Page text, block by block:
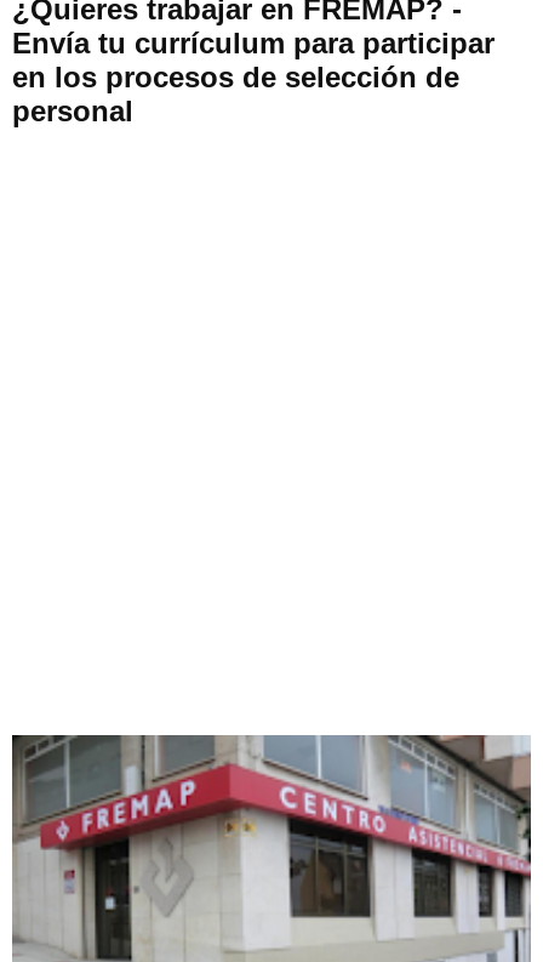
¿Quieres trabajar en FREMAP? -
Envía tu currículum para participar
en los procesos de selección de
personal